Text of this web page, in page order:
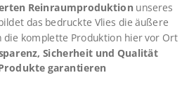
Reinraumproduktion unseres
das bedruckte Vlies die äußere
die komplette Produktion hier vor Ort
Sicherheit und Qualität
garantieren